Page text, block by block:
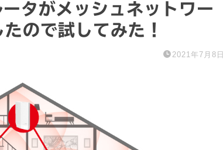
がメッシュネットワー
ので試してみた！
2021年7月8日